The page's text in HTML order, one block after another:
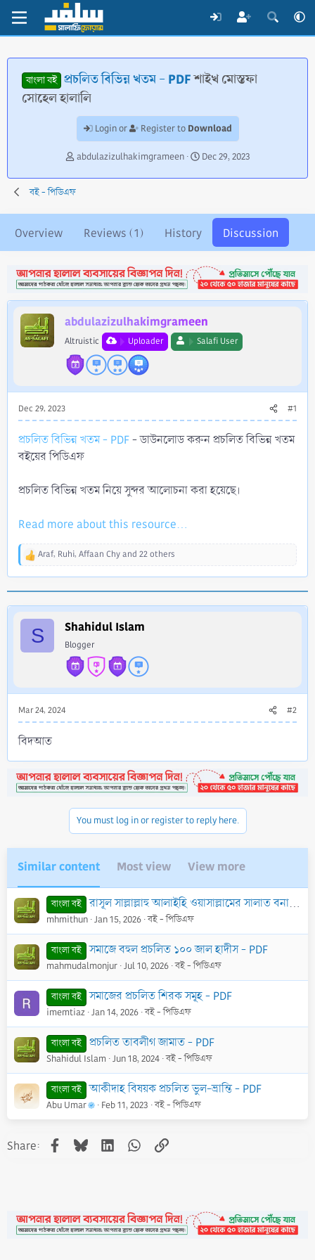
বাংলা বই প্রচলিত বিভিন্ন খতম - PDFশাইখ মোস্তফা
সোহেল হালালি
Login or Register to Download
T
r
t
r
t
e
r
abdulazizulhakimgrameen
S
a
a
t
e
Dec 29, 2023
বই - পিডিএফ
Overview Reviews (1) History Discussion
abdulazizulhakimgrameen
Altruistic Uploader Salafi User
Dec 29, 2023 #1
প্রচলিত বিভিন্ন খতম - PDF- ডাউনলোড করুন প্রচলিত বিভিন্ন খতম
বইয়ের পিডিএফ
প্রচলিত বিভিন্ন খতম নিয়ে সুন্দর আলোচনা করা হয়েছে।
Read more about this resource...
R
Araf, Ruhi, Affaan Chyand 22 others
S Shahidul Islam
Blogger
Mar 24, 2024 #2
বিদআত
You must log in or register to reply here.
Similar content Most view View more
বাংলা বই রাসূল সাল্লাল্লাহু আলাইহি ওয়াসাল্লামের সালাত বনাম প্রচলিত সালাত - PDF
mhmithun Jan 15, 2026 বই - পিডিএফ
বাংলা বই সমাজে বহুল প্রচলিত ১০০ জাল হাদীস - PDF
mahmudalmonjur Jul 10, 2026 বই - পিডিএফ
বাংলা বই সমাজের প্রচলিত শিরক সমূহ - PDF
imemtiaz Jan 14, 2026 বই - পিডিএফ
বাংলা বই প্রচলিত তাবলীগ জামাত - PDF
Shahidul Islam Jun 18, 2024 বই - পিডিএফ
বাংলা বই আকীদাহ বিষয়ক প্রচলিত ভুল-ভ্রান্তি - PDF
Abu Umar Feb 11, 2023 বই - পিডিএফ
Share: Facebook
BlueskyLinkedInWhatsApp
Link